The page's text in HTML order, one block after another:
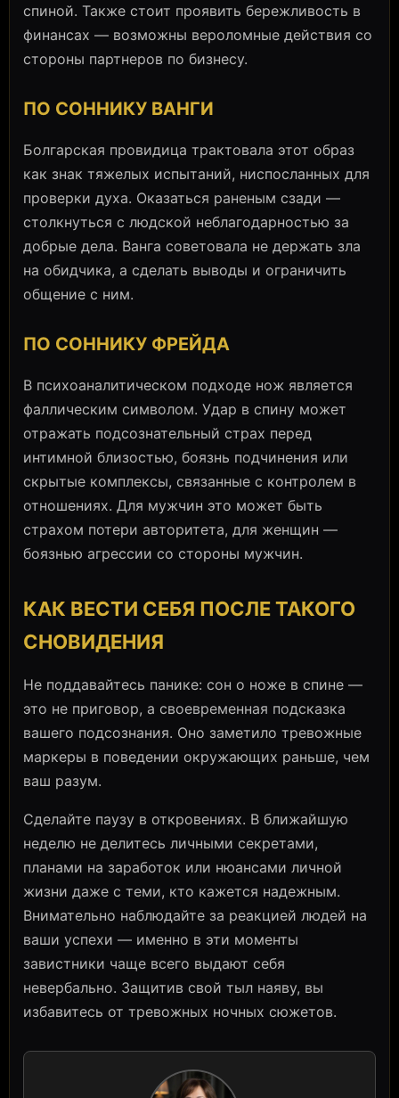
спиной. Также стоит проявить бережливость в
финансах — возможны вероломные действия со
стороны партнеров по бизнесу.
ПО СОННИКУ ВАНГИ
Болгарская провидица трактовала этот образ
как знак тяжелых испытаний, ниспосланных для
проверки духа. Оказаться раненым сзади —
столкнуться с людской неблагодарностью за
добрые дела. Ванга советовала не держать зла
на обидчика, а сделать выводы и ограничить
общение с ним.
ПО СОННИКУ ФРЕЙДА
В психоаналитическом подходе нож является
фаллическим символом. Удар в спину может
отражать подсознательный страх перед
интимной близостью, боязнь подчинения или
скрытые комплексы, связанные с контролем в
отношениях. Для мужчин это может быть
страхом потери авторитета, для женщин —
боязнью агрессии со стороны мужчин.
КАК ВЕСТИ СЕБЯ ПОСЛЕ ТАКОГО
СНОВИДЕНИЯ
Не поддавайтесь панике: сон о ноже в спине —
это не приговор, а своевременная подсказка
вашего подсознания. Оно заметило тревожные
маркеры в поведении окружающих раньше, чем
ваш разум.
Сделайте паузу в откровениях. В ближайшую
неделю не делитесь личными секретами,
планами на заработок или нюансами личной
жизни даже с теми, кто кажется надежным.
Внимательно наблюдайте за реакцией людей на
ваши успехи — именно в эти моменты
завистники чаще всего выдают себя
невербально. Защитив свой тыл наяву, вы
избавитесь от тревожных ночных сюжетов.